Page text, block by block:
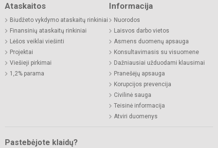
Ataskaitos
Biudžeto vykdymo ataskaitų rinkiniai
Finansinių ataskaitų rinkiniai
Lėšos veiklai viešinti
Projektai
Viešieji pirkimai
1,2% parama
Informacija
Nuorodos
Laisvos darbo vietos
Asmens duomenų apsauga
Konsultavimasis su visuomene
Dažniausiai užduodami klausimai
Pranešėjų apsauga
Korupcijos prevencija
Civilinė sauga
Teisinė informacija
Atviri duomenys
Pastebėjote klaidų?